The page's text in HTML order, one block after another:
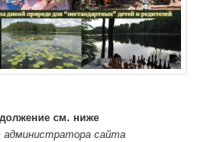
см. ниже
администратора сайта